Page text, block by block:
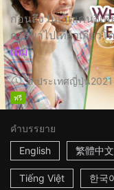
ก่อนถึงวันเกิดเคนจิเ
การพาไปเที่ยวเกียว
เติม
2hประเทศญี่ปุ่น2021
ฟรี
คำบรรยาย
English
繁體中文
Tiếng Việt 한국